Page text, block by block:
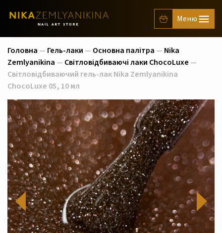
Головна — Гель-лаки — Основна палітра — Nika
Zemlyanikina — Світловідбиваючі лаки ChocoLuxe —
Світловідбиваючий гель-лак Nika Zemlyanikina
ChocoLuxe 05, 10 мл